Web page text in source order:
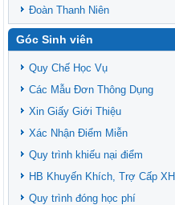
Đoàn Thanh Niên
Góc Sinh viên
Quy Chế Học Vụ
Các Mẫu Đơn Thông Dụng
Xin Giấy Giới Thiệu
Xác Nhận Điểm Miễn
Quy trình khiếu nại điểm
HB Khuyến Khích, Trợ Cấp XH
Quy trình đóng học phí